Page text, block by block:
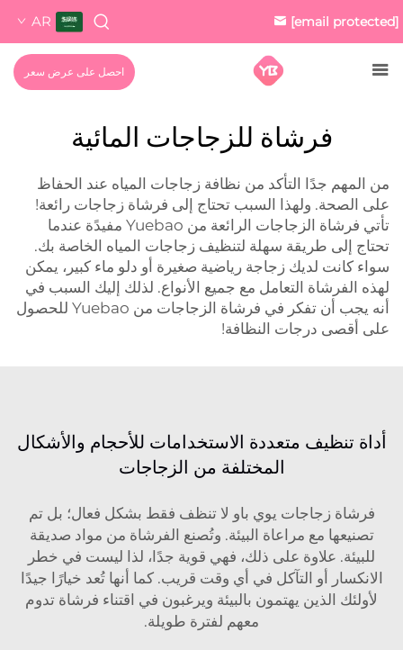
[email protected]
AR
احصل على عرض سعر
فرشاة للزجاجات المائية
من المهم جدًا التأكد من نظافة زجاجات المياه عند الحفاظ
على الصحة. ولهذا السبب تحتاج إلى فرشاة زجاجات رائعة!
تأتي فرشاة الزجاجات الرائعة من Yuebao مفيدًة عندما
تحتاج إلى طريقة سهلة لتنظيف زجاجات المياه الخاصة بك.
سواء كانت لديك زجاجة رياضية صغيرة أو دلو ماء كبير، يمكن
لهذه الفرشاة التعامل مع جميع الأنواع. لذلك إليك السبب في
أنه يجب أن تفكر في فرشاة الزجاجات من Yuebao للحصول
على أقصى درجات النظافة!
أداة تنظيف متعددة الاستخدامات للأحجام والأشكال
المختلفة من الزجاجات
فرشاة زجاجات يوي باو لا تنظف فقط بشكل فعال؛ بل تم
تصنيعها مع مراعاة البيئة. وتُصنع الفرشاة من مواد صديقة
للبيئة. علاوة على ذلك، فهي قوية جدًا، لذا ليست في خطر
الانكسار أو التآكل في أي وقت قريب. كما أنها تُعد خيارًا جيدًا
لأولئك الذين يهتمون بالبيئة ويرغبون في اقتناء فرشاة تدوم
معهم لفترة طويلة.